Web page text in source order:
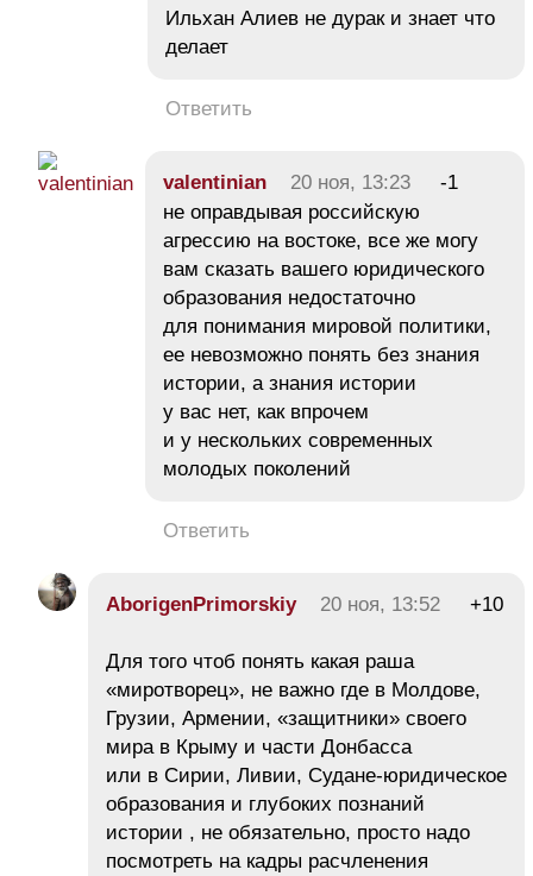
Ильхан Алиев не дурак и знает что
делает
Ответить
valentinian 20 ноя, 13:23
-1
не оправдывая российскую
агрессию на востоке, все же могу
вам сказать вашего юридического
образования недостаточно
для понимания мировой политики,
ее невозможно понять без знания
истории, а знания истории
у вас нет, как впрочем
и у нескольких современных
молодых поколений
Ответить
AborigenPrimorskiy 20 ноя, 13:52 +10
Для того чтоб понять какая раша
«миротворец», не важно где в Молдове,
Грузии, Армении, «защитники» своего
мира в Крыму и части Донбасса
или в Сирии, Ливии, Судане-юридическое
образования и глубоких познаний
истории , не обязательно, просто надо
посмотреть на кадры расчленения